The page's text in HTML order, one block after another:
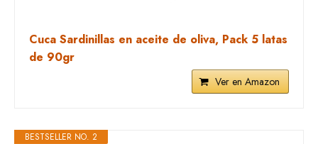
Cuca Sardinillas en aceite de oliva, Pack 5 latas
de 90gr
Ver en Amazon
BESTSELLER NO. 2